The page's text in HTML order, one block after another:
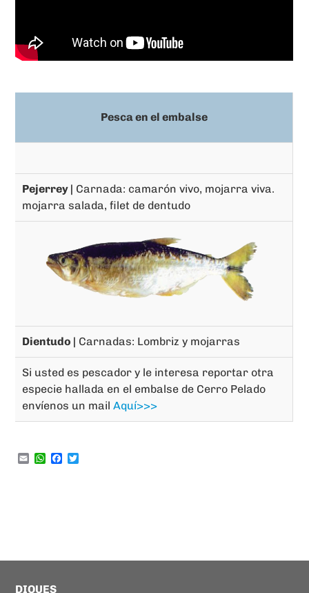
Pesca en el embalse
Pejerrey | Carnada: camarón vivo, mojarra viva.
mojarra salada, filet de dentudo
Dientudo | Carnadas: Lombriz y mojarras
Si usted es pescador y le interesa reportar otra
especie hallada en el embalse de Cerro Pelado
envíenos un mailAquí>>>
EmailWhatsApp
Facebook
DIQUES